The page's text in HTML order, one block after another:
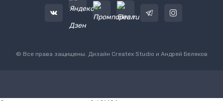
© Все права защищены. Дизайн Createx Studio и Андрей Беляков